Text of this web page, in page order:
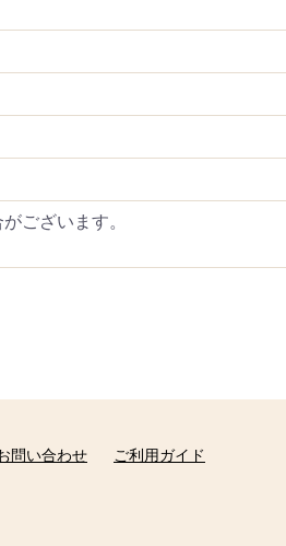
ございます。
問い合わせ ご利用ガイド